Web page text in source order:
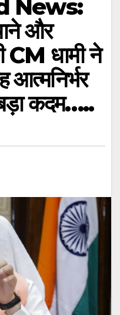
News:
और
CM धामी ने
आत्मनिर्भर
कदम…..